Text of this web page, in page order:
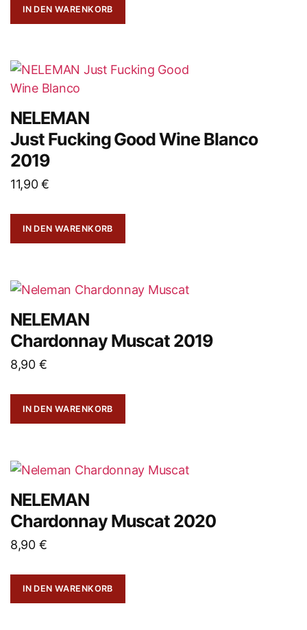
IN DEN WARENKORB
NELEMAN
Just Fucking Good Wine Blanco
2019
11,90€
IN DEN WARENKORB
NELEMAN
Chardonnay Muscat 2019
8,90 €
IN DEN WARENKORB
NELEMAN
Chardonnay Muscat 2020
8,90 €
IN DEN WARENKORB